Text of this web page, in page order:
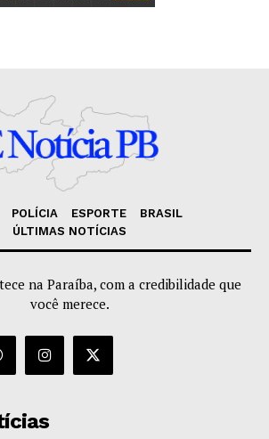
POLÍCIA ESPORTE
BRASIL
ÚLTIMAS NOTÍCIAS
na Paraíba, com a credibilidade que
você merece.